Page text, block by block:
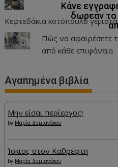
Κεφτεδάκια κοτόπουλο
Πώς να αφαιρέσετε
από κάθε επιφάνεια
Αγαπημένα βιβλία
Μην είσαι περίεργος!
by Μαρία Δαμιανάκου
Ίσκιος στον Καθρέφτη
by Μαρία Δαμιανάκου
Κάνε
δωρεάν το